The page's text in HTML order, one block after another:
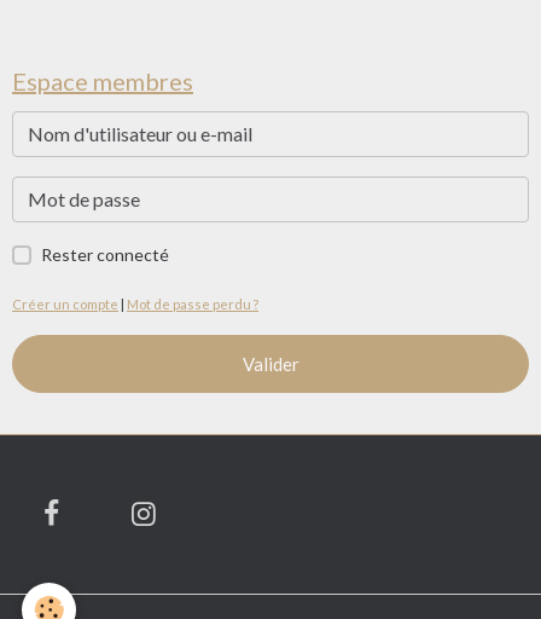
Espace membres
Rester connecté
Créer un compte Mot de passe perdu ?
Valider